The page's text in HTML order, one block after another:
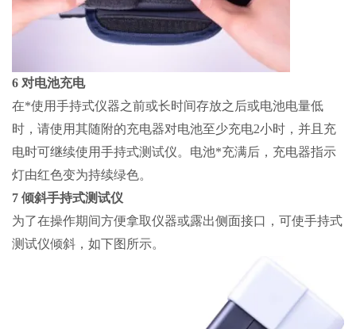
6 对电池充电
在*使用手持式仪器之前或长时间存放之后或电池电量低
时，请使用其随附的充电器对电池至少充电2小时，并且充
电时可继续使用手持式测试仪。电池*充满后，充电器指示
灯由红色变为持续绿色。
7 倾斜手持式测试仪
为了在操作期间方便拿取仪器或露出侧面接口，可使手持式
测试仪倾斜，如下图所示。